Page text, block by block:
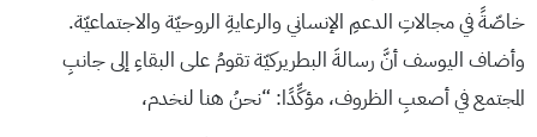
خاصّةً في مجالاتِ الدعمِ الإنساني والرعايةِ الروحيّة والاجتماعيّة.
وأضاف اليوسف أنَّ رسالةَ البطريركيّة تقومُ على البقاءِ إلى جانبِ
المجتمع في أصعبِ الظروف، مؤكِّدًا: “نحنُ هنا لنخدم،